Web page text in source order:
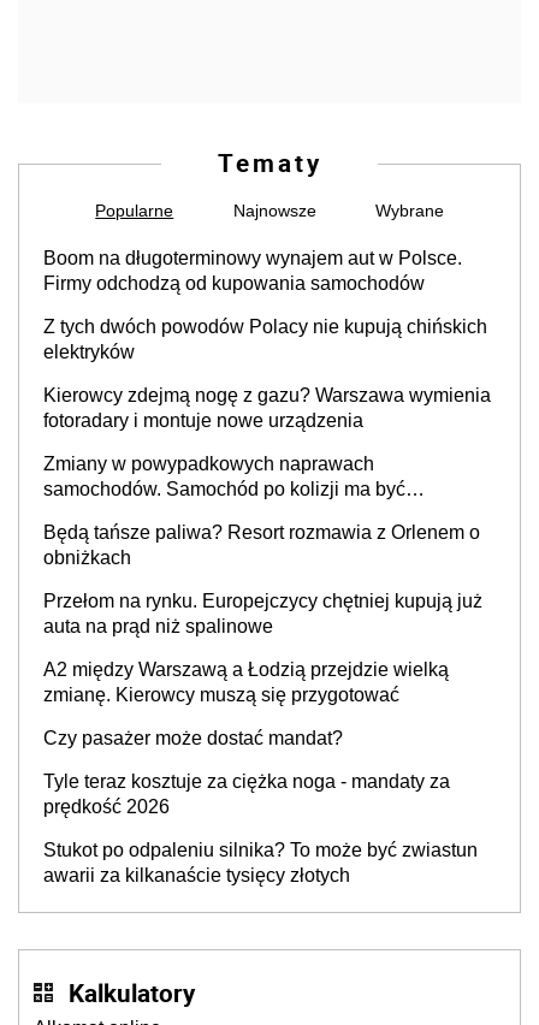
Tematy
Popularne Najnowsze Wybrane
Boom na długoterminowy wynajem aut w Polsce.
Firmy odchodzą od kupowania samochodów
Z tych dwóch powodów Polacy nie kupują chińskich
elektryków
Kierowcy zdejmą nogę z gazu? Warszawa wymienia
fotoradary i montuje nowe urządzenia
Zmiany w powypadkowych naprawach
samochodów. Samochód po kolizji ma być
producenta
Będą tańsze paliwa? Resort rozmawia z Orlenem o
obniżkach
Przełom na rynku. Europejczycy chętniej kupują już
auta na prąd niż spalinowe
A2 między Warszawą a Łodzią przejdzie wielką
zmianę. Kierowcy muszą się przygotować
Czy pasażer może dostać mandat?
Tyle teraz kosztuje za ciężka noga - mandaty za
prędkość 2026
Stukot po odpaleniu silnika? To może być zwiastun
awarii za kilkanaście tysięcy złotych
Kalkulatory